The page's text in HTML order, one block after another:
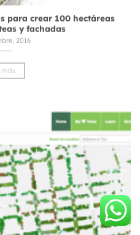
para crear 100 hectáreas
y fachadas
2016
más